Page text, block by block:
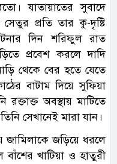
যাতায়াতের সুবাদে
প্রতি তার কু-দৃষ্টি
দিন শরিফুল রাত
প্রবেশ করলে দাদি
থেকে বের হতে যেতে
বাটাম দিয়ে সুফিয়া
অবস্থায় মাটিতে
সেখানেই মারা যান।
জড়িয়ে ধরলে
খাটিয়া ও হাতুরী